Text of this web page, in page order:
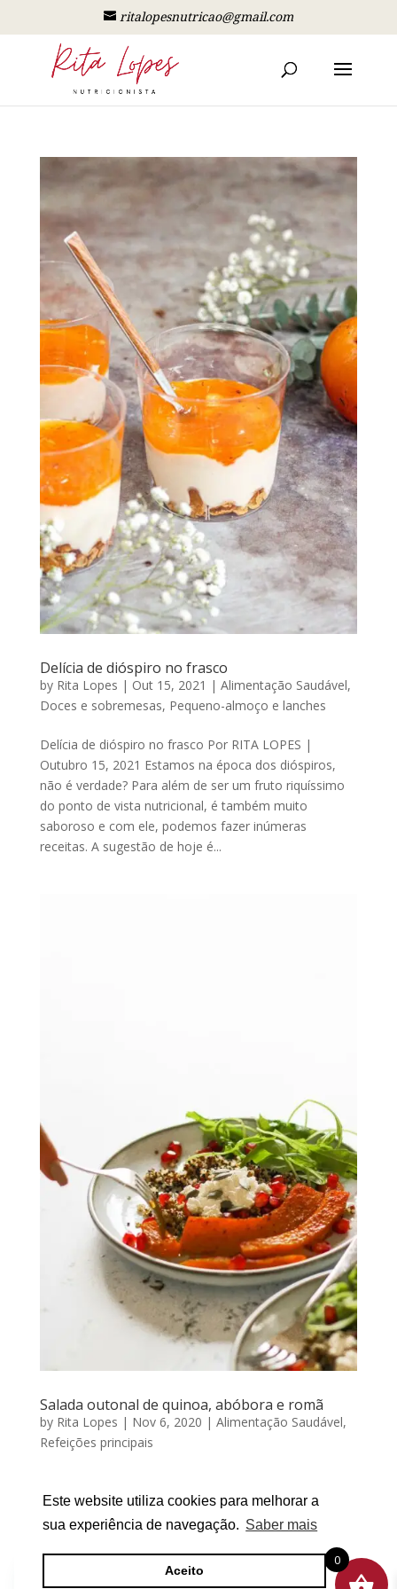
Este website utiliza cookies para melhorar a
sua experiência de navegação. Saber mais
Aceito
ritalopesnutricao@gmail.com
Delícia de dióspiro no frasco
by Rita Lopes | Out 15, 2021 | Alimentação Saudável,
Doces e sobremesas, Pequeno-almoço e lanches
Delícia de dióspiro no frasco Por RITA LOPES |
Outubro 15, 2021 Estamos na época dos dióspiros,
não é verdade? Para além de ser um fruto riquíssimo
do ponto de vista nutricional, é também muito
saboroso e com ele, podemos fazer inúmeras
receitas. A sugestão de hoje é...
Salada outonal de quinoa, abóbora e romã
by Rita Lopes | Nov 6, 2020 | Alimentação Saudável,
Refeições principais
Por RITA LOPES | Novembro 06, 2020 Fãs de saladas
ou bowls desse lado? Pois bem, hoje deixo a sugestão
transformar-se em bowl), feita com ingredientes da
época que, para além de...
0